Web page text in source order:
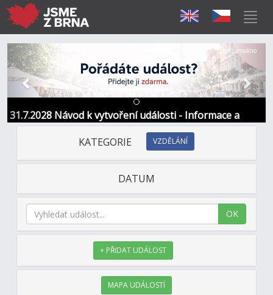
31.7.2028 Návod k vytvoření události - Informace a
kontakt
Předchozí Další
Sponzorováno
KATEGORIE VZDĚLÁNÍ
DATUM
OK
+ PŘIDAT UDÁLOST
MAPA UDÁLOSTÍ